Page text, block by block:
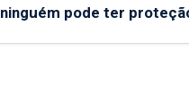
ninguém pode ter